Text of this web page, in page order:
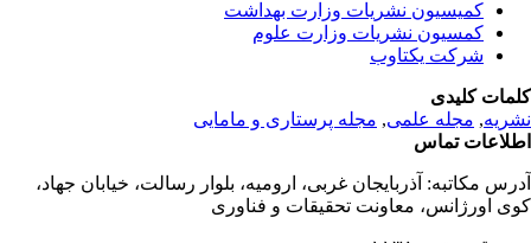
کمیسیون نشریات وزارت بهداشت
کمسیون نشریات وزارت علوم
شرکت یکتاوب
کلیدی
,مجله علمی, مجله پرستاری و مامایی
تماس
مکاتبه:آذربایجان غربی، ارومیه، بلوار رسالت، خیابان جهاد،
اورژانس، معاونت تحقیقات و فناوری